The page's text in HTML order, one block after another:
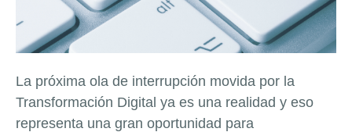
La próxima ola de interrupción movida por la
Transformación Digital ya es una realidad y eso
representa una gran oportunidad para